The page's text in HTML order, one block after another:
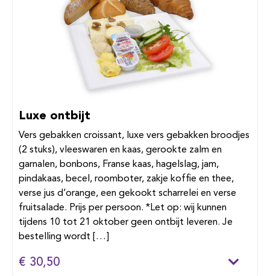
Luxe ontbijt
Vers gebakken croissant, luxe vers gebakken broodjes
(2 stuks), vleeswaren en kaas, gerookte zalm en
garnalen, bonbons, Franse kaas, hagelslag, jam,
pindakaas, becel, roomboter, zakje koffie en thee,
verse jus d’orange, een gekookt scharrelei en verse
fruitsalade. Prijs per persoon. *Let op: wij kunnen
tijdens 10 tot 21 oktober geen ontbijt leveren. Je
bestelling wordt […]
€ 30,50